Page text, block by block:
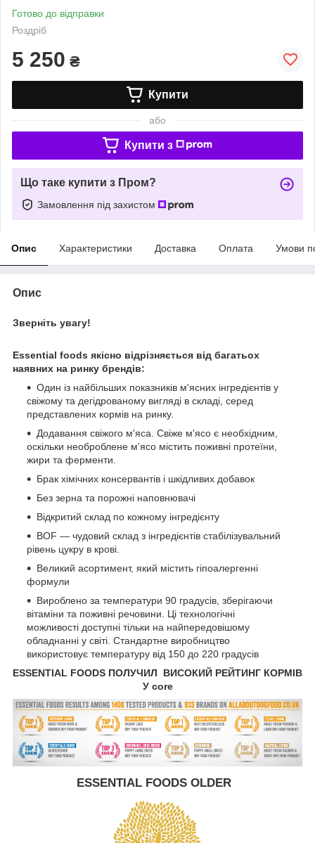
Готово до відправки
Роздріб
5 250 ₴
Купити
або
Купити з
Що таке купити з Пром?
Замовлення під захистом
Опис Характеристики Доставка Оплата Умови
Опис
Зверніть увагу!
Essential foods якісно відрізняється від багатьох
наявних на ринку брендів:
Один із найбільших показників м'ясних інгредієнтів у
свіжому та дегідрованому вигляді в складі, серед
представлених кормів на ринку.
Додавання свіжого м'яса. Свіже м'ясо є необхідним,
оскільки необроблене м'ясо містить поживні протеїни,
жири та ферменти.
Брак хімічних консервантів і шкідливих добавок
Без зерна та порожні наповнювачі
Відкритий склад по кожному інгредієнту
BOF — чудовий склад з інгредієнтів стабілізувальний
рівень цукру в крові.
Великий асортимент, який містить гіпоалергенні
формули
Вироблено за температури 90 градусів, зберігаючи
вітаміни та поживні речовини. Ці технологічні
можливості доступні тільки на найпередовішому
обладнанні у світі. Стандартне виробництво
використовує температуру від 150 до 220 градусів
ESSENTIAL FOODS ПОЛУЧИЛ ВИСОКИЙ РЕЙТИНГ КОРМІВ
У core
ESSENTIAL FOODS OLDER